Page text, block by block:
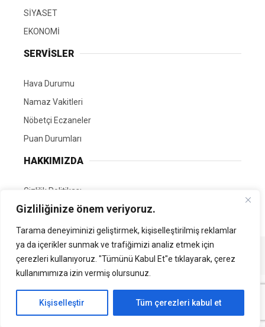
Gizliliğinize önem veriyoruz.
Tarama deneyiminizi geliştirmek, kişiselleştirilmiş reklamlar
ya da içerikler sunmak ve trafiğimizi analiz etmek için
çerezleri kullanıyoruz. "Tümünü Kabul Et"e tıklayarak, çerez
kullanımımıza izin vermiş olursunuz.
Kişiselleştir Tüm çerezleri kabul et
SİYASET
EKONOMİ
SERVİSLER
Hava Durumu
Namaz Vakitleri
Nöbetçi Eczaneler
Puan Durumları
HAKKIMIZDA
Gizlilik Politikası
GÖNÜLLÜ EDİTÖRÜMÜZ OL
Tüm Hakları Saklıdır. | Kamubilgi.com | 2026